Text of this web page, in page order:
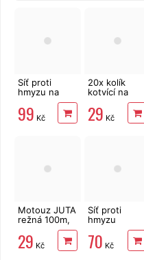
Síť proti
hmyzu na
střešní okno
120x140 cm
bílá
99 Kč
20x kolík
kotvící na
textilie 12 cm
29 Kč
Motouz JUTA
režná 100m,
1,5mm, 100g
29 Kč
Síť proti
hmyzu
150x130 cm,
bílá, PE
70 Kč